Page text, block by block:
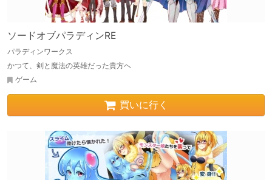
ソードオブパラディンRE
パラディンワークス
かつて、剣と魔法の英雄だった貴方へ
ゲーム
買いに行く